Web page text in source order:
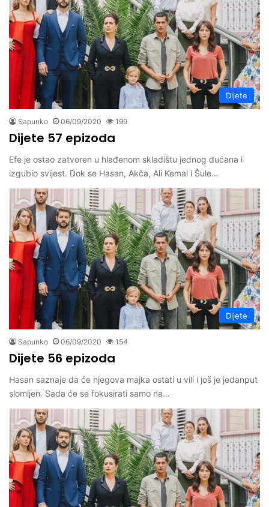
Dijete
Sapunko 06/09/2020 199
Dijete 57 epizoda
Efe je ostao zatvoren u hlađenom skladištu jednog dućana i
izgubio svijest. Dok se Hasan, Akča, Ali Kemal i Šule…
Dijete
Sapunko 06/09/2020 154
Dijete 56 epizoda
Hasan saznaje da će njegova majka ostati u vili i još je jedanput
slomljen. Sada će se fokusirati samo na…